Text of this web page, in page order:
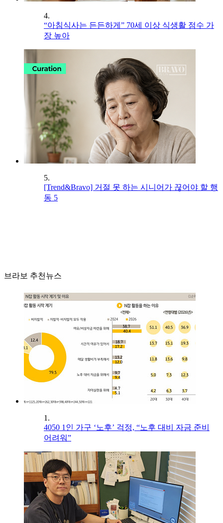
4.
“아침식사는 든든하게” 70세 이상 식생활 점수 가
장 높아
5.
[Trend&Bravo] 거절 못 하는 시니어가 끊어야 할 행
동 5
브라보 추천뉴스
1.
4050 1인 가구 ‘노후’ 걱정, “노후 대비 자금 준비
어려워”